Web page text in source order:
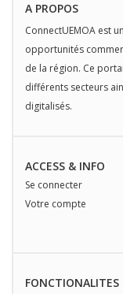
A PROPOS
ConnectUEMOA est
opportunités
de la région. Ce
différents secteurs
digitalisés.
ACCESS & INFO
Se connecter
Votre compte
FONCTIONALITES